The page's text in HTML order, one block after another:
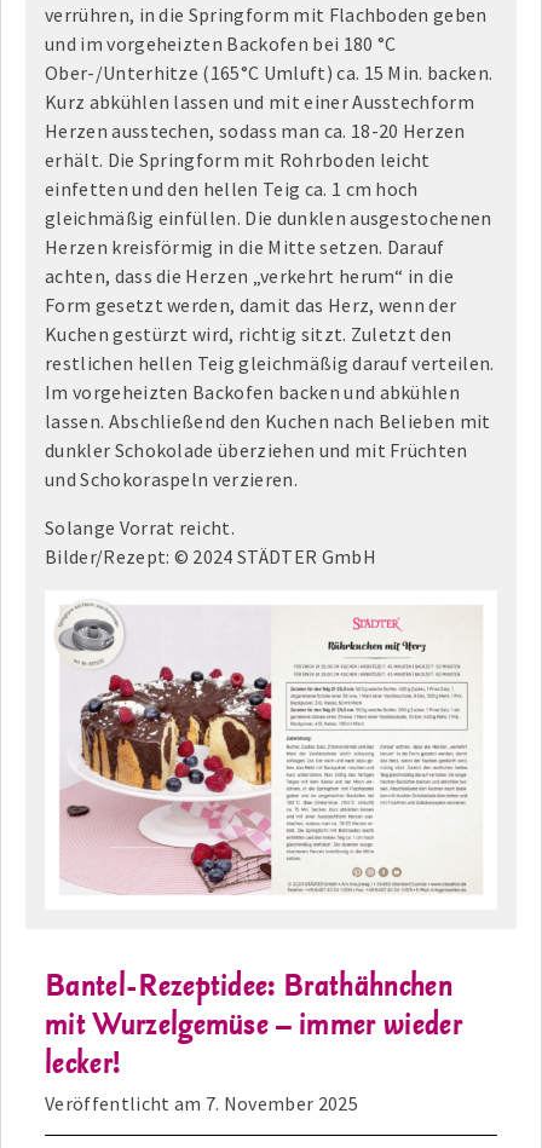
verrühren, in die Springform mit Flachboden geben
und im vorgeheizten Backofen bei 180 °C
Ober-/Unterhitze (165°C Umluft) ca. 15 Min. backen.
Kurz abkühlen lassen und mit einer Ausstechform
Herzen ausstechen, sodass man ca. 18-20 Herzen
erhält. Die Springform mit Rohrboden leicht
einfetten und den hellen Teig ca. 1 cm hoch
gleichmäßig einfüllen. Die dunklen ausgestochenen
Herzen kreisförmig in die Mitte setzen. Darauf
achten, dass die Herzen „verkehrt herum“ in die
Form gesetzt werden, damit das Herz, wenn der
Kuchen gestürzt wird, richtig sitzt. Zuletzt den
restlichen hellen Teig gleichmäßig darauf verteilen.
Im vorgeheizten Backofen backen und abkühlen
lassen. Abschließend den Kuchen nach Belieben mit
dunkler Schokolade überziehen und mit Früchten
und Schokoraspeln verzieren.
Solange Vorrat reicht.
Bilder/Rezept: © 2024 STÄDTER GmbH
Bantel-Rezeptidee: Brathähnchen
mit Wurzelgemüse – immer wieder
lecker!
Veröffentlicht am 7. November 2025